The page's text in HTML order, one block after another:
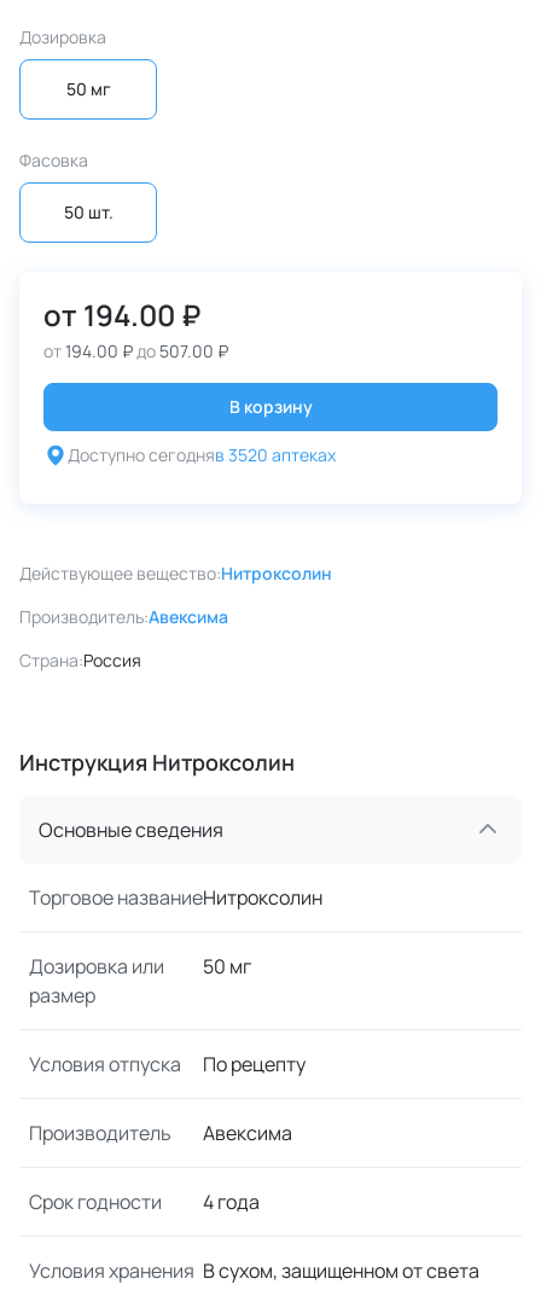
Дозировка
50 мг
Фасовка
50 шт.
от 194.00 ₽
от194.00 ₽ до 507.00 ₽
В корзину
Доступно сегодняв 3520 аптеках
Действующее вещество:Нитроксолин
Производитель:Авексима
Страна:Россия
Инструкция Нитроксолин
Основные сведения
Торговое названиеНитроксолин
Дозировка или
размер
50 мг
Условия отпуска По рецепту
Производитель Авексима
Срок годности 4 года
Условия хранения В сухом, защищенном от света